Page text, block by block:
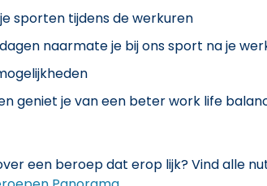
sporten tijdens de werkuren
naarmate je bij ons sport na je
geniet je van een beter work life
een beroep dat erop lijk? Vind alle